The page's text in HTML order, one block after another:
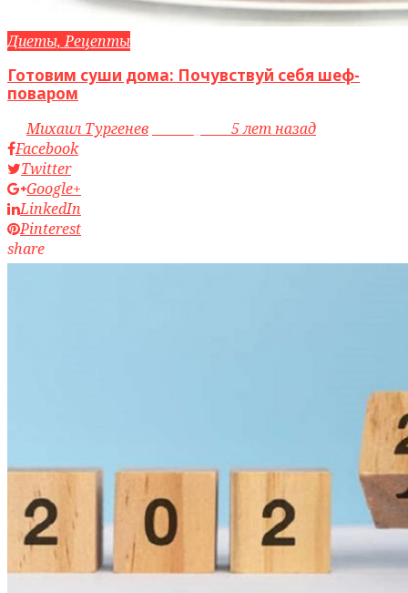
Диеты, Рецепты
Готовим суши дома: Почувствуй себя шеф-
поваром
byМихаил Тургенев
5 лет назад
Facebook
Twitter
Google+
LinkedIn
Pinterest
share